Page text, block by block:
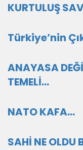
KURTULUŞ
Türkiye’nin
ANAYASA
TEMELİ…
NATO KAFA…
SAHİ NE OLDU